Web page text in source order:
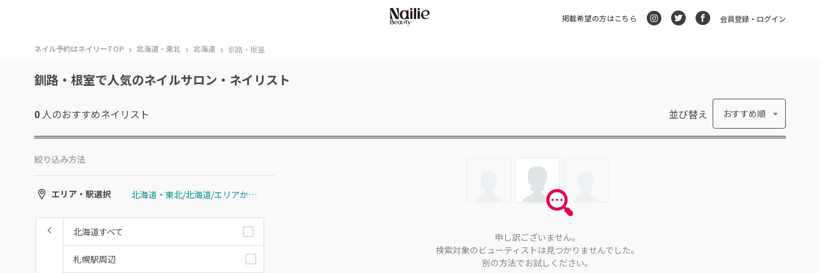
掲載希望の方はこちら 会員登録・ログイン
ネイル予約はネイリーTOP › 北海道・東北 › 北海道 › 釧路・根室
釧路・根室で人気のネイルサロン・ネイリスト
0 人のおすすめネイリスト 並び替え おすすめ順
絞り込み方法
エリア・駅選択 北海道・東北/北海道/エリアから選ぶ/釧路・根室
北海道すべて
札幌駅周辺
申し訳ございません。
検索対象のビューティストは見つかりませんでした。
別の方法でお試しください。